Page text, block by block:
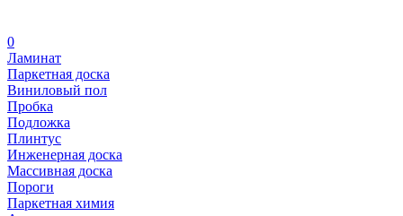
0
Ламинат
Паркетная доска
Виниловый пол
Пробка
Подложка
Плинтус
Инженерная доска
Массивная доска
Пороги
Паркетная химия